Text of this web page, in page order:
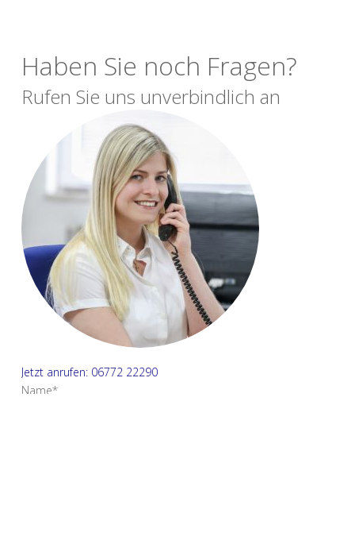
Haben Sie noch Fragen?
Rufen Sie uns unverbindlich an
Jetzt anrufen: 06772 22290
Name*